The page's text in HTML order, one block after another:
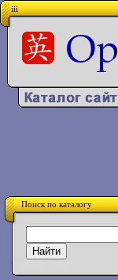
iii
Поиск по каталогу